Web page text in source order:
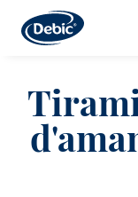
main